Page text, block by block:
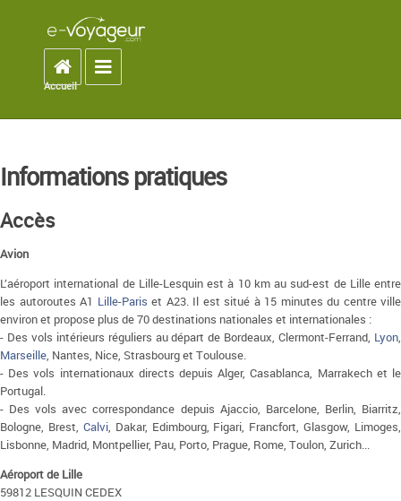
Accueil
Toggle navigation
Accueil
Informations pratiques
Accès
Avion
L’aéroport international de Lille-Lesquin est à 10 km au sud-est de Lille entre
les autoroutes A1 Lille-Paris et A23. Il est situé à 15 minutes du centre ville
environ et propose plus de 70 destinations nationales et internationales :
- Des vols intérieurs réguliers au départ de Bordeaux, Clermont-Ferrand, Lyon,
Marseille, Nantes, Nice, Strasbourg et Toulouse.
- Des vols internationaux directs depuis Alger, Casablanca, Marrakech et le
Portugal.
- Des vols avec correspondance depuis Ajaccio, Barcelone, Berlin, Biarritz,
Bologne, Brest, Calvi, Dakar, Edimbourg, Figari, Francfort, Glasgow, Limoges,
Lisbonne, Madrid, Montpellier, Pau, Porto, Prague, Rome, Toulon, Zurich...
Aéroport de Lille
59812 LESQUIN CEDEX